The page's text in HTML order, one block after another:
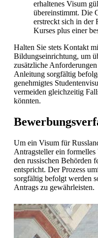
erhaltenes Visum
übereinstimmt. Die
erstreckt sich in der
Kurses plus einer
Halten Sie stets Kontakt
Bildungseinrichtung, um
zusätzliche
Anleitung sorgfältig
genehmigtes
vermeiden gleichzeitig
könnten.
Um ein Visum für
Antragsteller ein
den russischen Behörden
entspricht. Der Prozess
sorgfältig befolgt werden
Antrags zu gewährleisten.